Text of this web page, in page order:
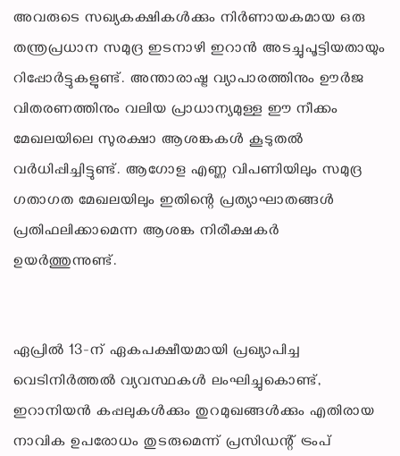
അവരുടെ സഖ്യകക്ഷികൾക്കും നിർണായകമായ ഒരു
തന്ത്രപ്രധാന സമുദ്ര ഇടനാഴി ഇറാൻ അടച്ചുപൂട്ടിയതായും
റിപ്പോർട്ടുകളുണ്ട്. അന്താരാഷ്ട്ര വ്യാപാരത്തിനും ഊർജ
വിതരണത്തിനും വലിയ പ്രാധാന്യമുള്ള ഈ നീക്കം
മേഖലയിലെ സുരക്ഷാ ആശങ്കകൾ കൂടുതൽ
വർധിപ്പിച്ചിട്ടുണ്ട്. ആഗോള എണ്ണ വിപണിയിലും സമുദ്ര
ഗതാഗത മേഖലയിലും ഇതിന്റെ പ്രത്യാഘാതങ്ങൾ
പ്രതിഫലിക്കാമെന്ന ആശങ്ക നിരീക്ഷകർ
ഉയർത്തുന്നുണ്ട്.
ഏപ്രിൽ 13-ന് ഏകപക്ഷീയമായി പ്രഖ്യാപിച്ച
വെടിനിർത്തൽ വ്യവസ്ഥകൾ ലംഘിച്ചുകൊണ്ട്,
ഇറാനിയൻ കപ്പലുകൾക്കും തുറമുഖങ്ങൾക്കും എതിരായ
നാവിക ഉപരോധം തുടരുമെന്ന് പ്രസിഡന്റ് ട്രംപ്